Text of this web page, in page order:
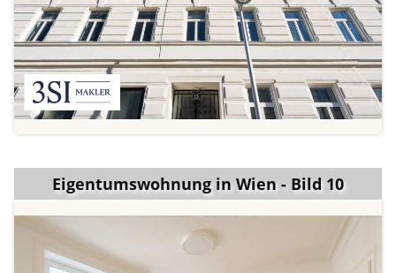
Eigentumswohnung in Wien - Bild 10